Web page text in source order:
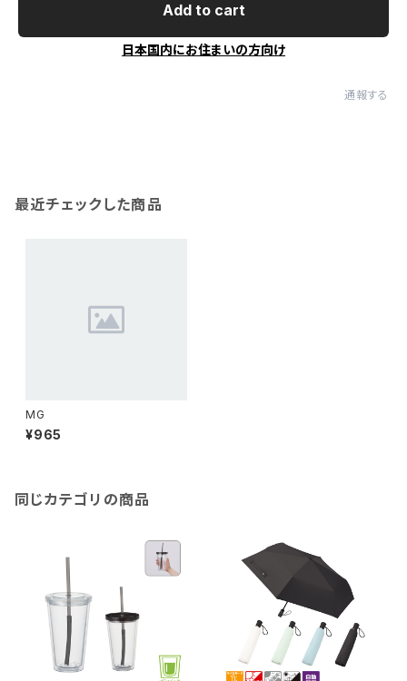
Add to cart
日本国内にお住まいの方向け
通報する
最近チェックした商品
MG
¥965
同じカテゴリの商品